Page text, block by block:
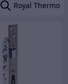
Royal Thermo